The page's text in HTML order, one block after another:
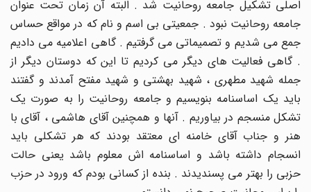
اصلی تشکیل جامعه روحانیت شد . البته آن زمان تحت عنوان
جامعه روحانیت نبود . جمعیتی بی اسم و نام که در مواقع حساس
جمع می شدیم و تصمیماتی می گرفتیم . گاهی اعلامیه می دادیم
. گاهی فعالیت های دیگر می کردیم تا این که دوستان دیگر از
جمله شهید مطهری ، شهید بهشتی و شهید مفتح آمدند و گفتند
باید یک اساسنامه بنویسیم و جامعه روحانیت را به صورت یک
تشکل منسجم در بیاوریم . آنها و همچنین آقای هاشمی ، آقای با
هنر و جناب آقای خامنه ای معتقد بودند که هر تشکلی باید
انسجام داشته باشد و اساسنامه اش معلوم باشد یعنی حالت
حزبی را بهتر می پسندیدند . بنده از کسانی بودم که ورود در حزب